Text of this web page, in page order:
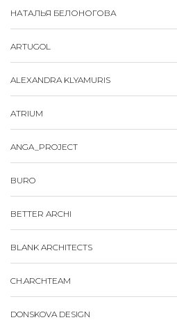
НАТАЛЬЯ БЕЛОНОГОВА
ARTUGOL
ALEXANDRA KLYAMURIS
ATRIUM
ANGA_PROJECT
BURO
BETTER ARCHI
BLANK ARCHITECTS
CH.​ARCHTEAM
DONSKOVA DESIGN